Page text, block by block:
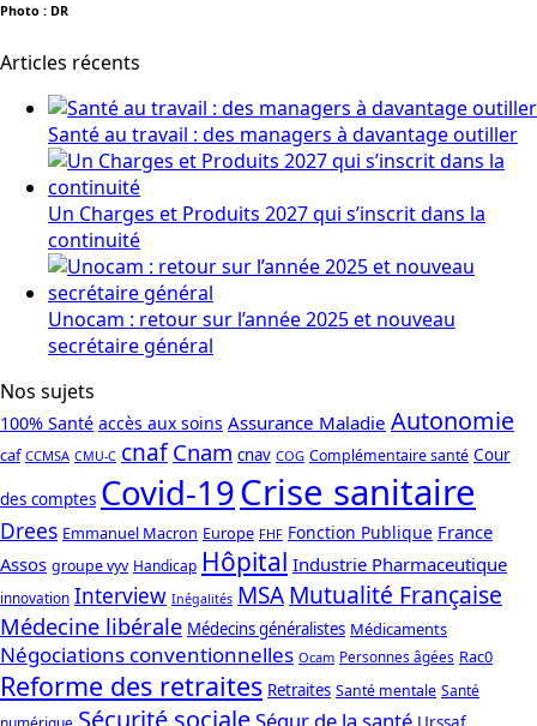
Photo : DR
Articles récents
Santé au travail : des managers à davantage outiller
Un Charges et Produits 2027 qui s’inscrit dans la
continuité
Unocam : retour sur l’année 2025 et nouveau
secrétaire général
Nos sujets
100% Santé accès aux soins Assurance Maladie Autonomie
caf CCMSA CMU-C cnaf Cnam cnav COG Complémentaire santé Cour
des comptes Covid-19Crise sanitaire
Drees Emmanuel Macron Europe FHF Fonction Publique France
Assos groupe vyv Handicap Hôpital Industrie Pharmaceutique
innovation Interview Inégalités MSAMutualité Française
Médecine libérale Médecins généralistes Médicaments
Négociations conventionnelles Ocam Personnes âgées Rac0
Reforme des retraites Retraites Santé mentale Santé
Sécurité sociale Ségur de la santé